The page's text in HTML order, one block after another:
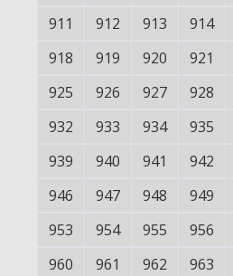
911
912 913 914
918
919 920 921
925
926 927 928
932
933 934 935
939
940 941 942
946
947 948 949
953
954 955 956
960
961 962 963